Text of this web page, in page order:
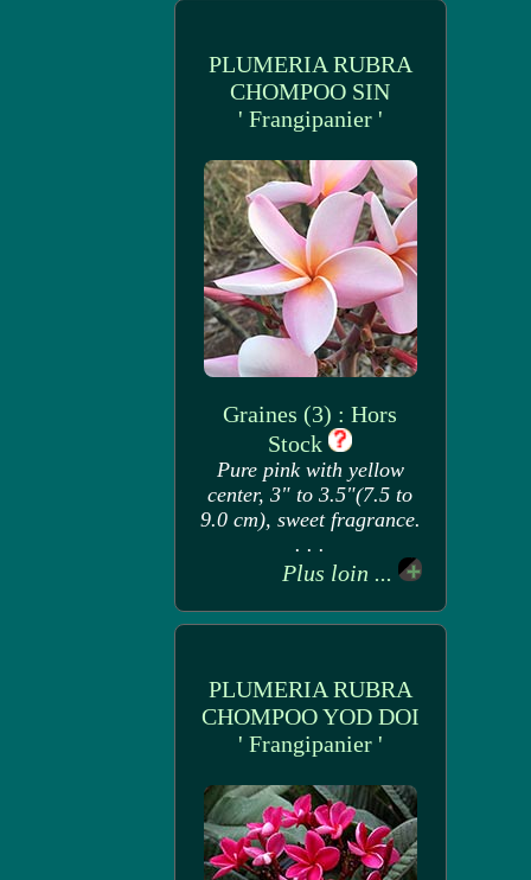
PLUMERIA RUBRA
CHOMPOO SIN
' Frangipanier '
Graines (3) : Hors
Stock
Pure pink with yellow
center, 3" to 3.5"(7.5 to
9.0 cm), sweet fragrance.
. . .
Plus loin ...
PLUMERIA RUBRA
CHOMPOO YOD DOI
' Frangipanier '